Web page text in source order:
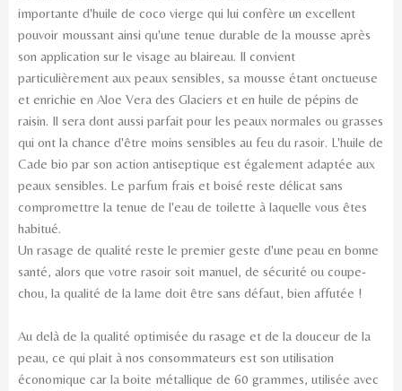
importante d'huile de coco vierge qui lui confère un excellent
pouvoir moussant ainsi qu'une tenue durable de la mousse après
son application sur le visage au blaireau. Il convient
particulièrement aux peaux sensibles, sa mousse étant onctueuse
et enrichie en Aloe Vera des Glaciers et en huile de pépins de
raisin. Il sera dont aussi parfait pour les peaux normales ou grasses
qui ont la chance d'être moins sensibles au feu du rasoir. L'huile de
Cade bio par son action antiseptique est également adaptée aux
peaux sensibles. Le parfum frais et boisé reste délicat sans
compromettre la tenue de l'eau de toilette à laquelle vous êtes
habitué.
Un rasage de qualité reste le premier geste d'une peau en bonne
santé, alors que votre rasoir soit manuel, de sécurité ou coupe-
chou, la qualité de la lame doit être sans défaut, bien affutée !
Au delà de la qualité optimisée du rasage et de la douceur de la
peau, ce qui plait à nos consommateurs est son utilisation
économique car la boite métallique de 60 grammes, utilisée avec